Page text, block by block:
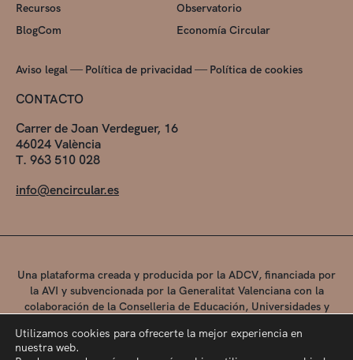
Recursos
Observatorio
BlogCom
Economía Circular
Aviso legal— Política de privacidad — Política de cookies
CONTACTO
Carrer de Joan Verdeguer, 16
46024 València
T. 963 510 028
info@encircular.es
Una plataforma creada y producida por la ADCV, financiada por
la AVI y subvencionada por la Generalitat Valenciana con la
colaboración de la Conselleria de Educación, Universidades y
Utilizamos cookies para ofrecerte la mejor experiencia en
nuestra web.